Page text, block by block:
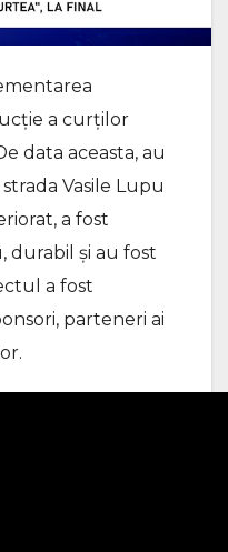
a curților
data aceasta, au
Vasile Lupu
a fost
durabil și au fost
a fost
parteneri ai